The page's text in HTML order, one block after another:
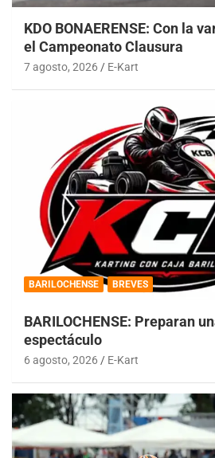
KDO BONAERENSE: Con la
el Campeonato Clausura
7 agosto, 2026 E-Kart
BARILOCHENSE BREVES
BARILOCHENSE: Preparan
espectáculo
6 agosto, 2026 E-Kart